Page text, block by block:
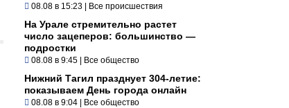
08.08 в 15:23 | Все происшествия
На Урале стремительно растет
число зацеперов: большинство —
подростки
08.08 в 9:45 | Все общество
Нижний Тагил празднует 304-летие:
показываем День города онлайн
08.08 в 9:04 | Все общество